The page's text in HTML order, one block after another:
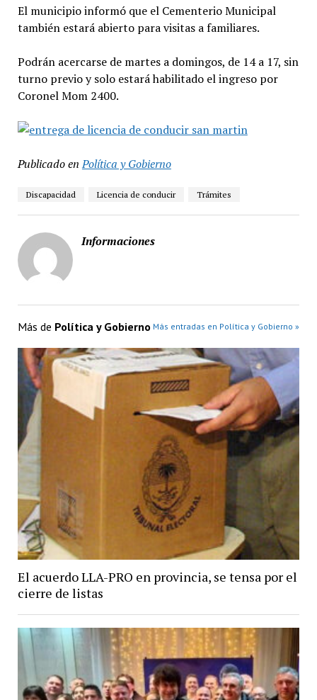
El municipio informó que el Cementerio Municipal
también estará abierto para visitas a familiares.
Podrán acercarse de martes a domingos, de 14 a 17, sin
turno previo y solo estará habilitado el ingreso por
Coronel Mom 2400.
Publicado en Política y Gobierno
Discapacidad Licencia de conducir Trámites
Informaciones
Más de Política y Gobierno Más entradas en Política y Gobierno »
El acuerdo LLA-PRO en provincia, se tensa por el
cierre de listas